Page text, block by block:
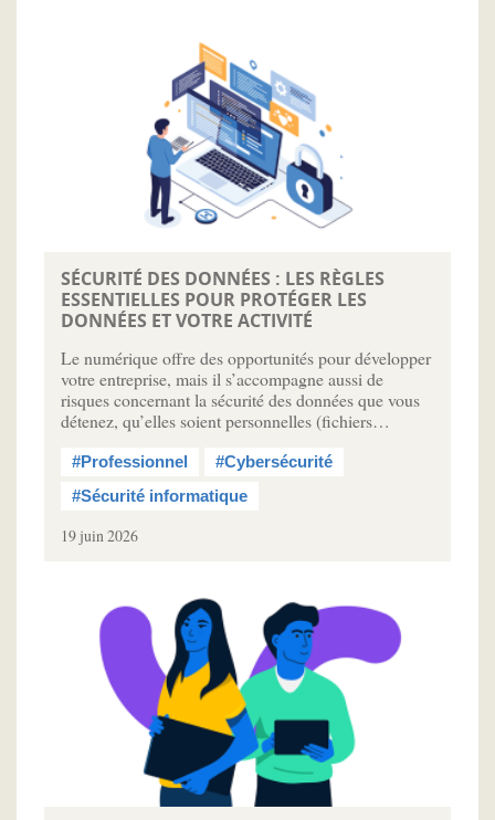
SÉCURITÉ DES DONNÉES : LES RÈGLES
ESSENTIELLES POUR PROTÉGER LES
DONNÉES ET VOTRE ACTIVITÉ
Le numérique offre des opportunités pour développer
votre entreprise, mais il s’accompagne aussi de
risques concernant la sécurité des données que vous
détenez, qu’elles soient personnelles (fichiers…
#Professionnel
#Cybersécurité
#Sécurité informatique
19 juin 2026